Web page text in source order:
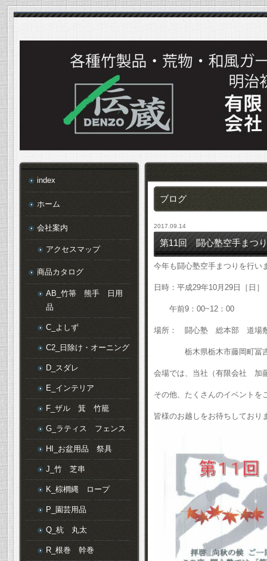
ブログ
2017.09.14
第11回 闘心塾空手まつ
今年も闘心塾空手まつりを行い
日時：平成29年10月29日［日］
午前9：00~12：00
場所： 闘心塾 総本部 道場
栃木県栃木市藤岡町冨吉
会場では、当社（有限会社 加
その他、たくさんのイベントを
皆様のお越しをお待ちしており
index
ホーム
会社案内
アクセスマップ
商品カタログ
AB_竹箒 熊手 日用
品
C_よしず
C2_日除け・オーニング
D_スダレ
E_インテリア
F_ザル 箕 竹籠
G_ラティス フェンス
HI_お盆用品 祭具
J_竹 芝串
K_棕櫚縄 ロープ
P_園芸用品
Q_杭 丸太
R_根巻 幹巻